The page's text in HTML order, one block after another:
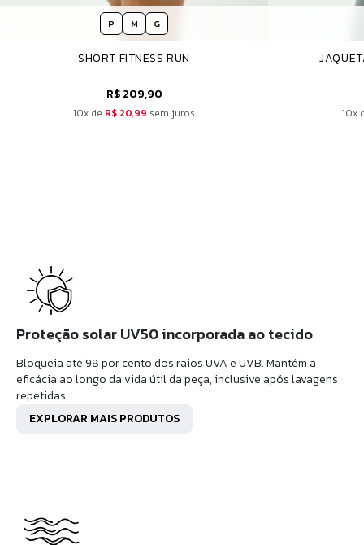
P M G
SHORT FITNESS RUN
R$ 209,90
10x de R$ 20,99 sem juros 10x
Proteção solar UV50 incorporada ao tecido
Bloqueia até 98 por cento dos raios UVA e UVB. Mantém a
eficácia ao longo da vida útil da peça, inclusive após lavagens
repetidas.
EXPLORAR MAIS PRODUTOS